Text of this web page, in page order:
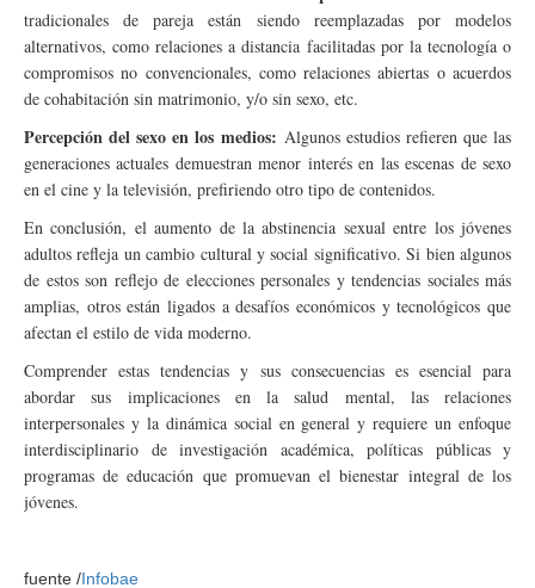
tradicionales de pareja están siendo reemplazadas por modelos
alternativos, como relaciones a distancia facilitadas por la tecnología o
compromisos no convencionales, como relaciones abiertas o acuerdos
de cohabitación sin matrimonio, y/o sin sexo, etc.
Percepción del sexo en los medios: Algunos estudios refieren que las
generaciones actuales demuestran menor interés en las escenas de sexo
en el cine y la televisión, prefiriendo otro tipo de contenidos.
En conclusión, el aumento de la abstinencia sexual entre los jóvenes
adultos refleja un cambio cultural y social significativo. Si bien algunos
de estos son reflejo de elecciones personales y tendencias sociales más
amplias, otros están ligados a desafíos económicos y tecnológicos que
afectan el estilo de vida moderno.
Comprender estas tendencias y sus consecuencias es esencial para
abordar sus implicaciones en la salud mental, las relaciones
interpersonales y la dinámica social en general y requiere un enfoque
interdisciplinario de investigación académica, políticas públicas y
programas de educación que promuevan el bienestar integral de los
jóvenes.
fuente /Infobae